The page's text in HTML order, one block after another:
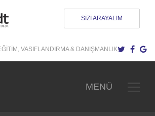
NONNDT - Tahribatsız Muayene için
SİZİ ARAYALIM
VASIFLANDIRMA & DANIŞMANLIK
MENÜ